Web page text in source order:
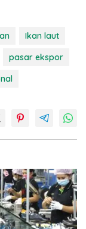
Ikan laut
pasar ekspor